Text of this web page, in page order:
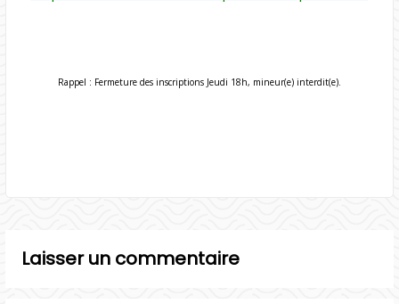
Rappel : Fermeture des inscriptions Jeudi 18h, mineur(e) interdit(e).
Laisser un commentaire